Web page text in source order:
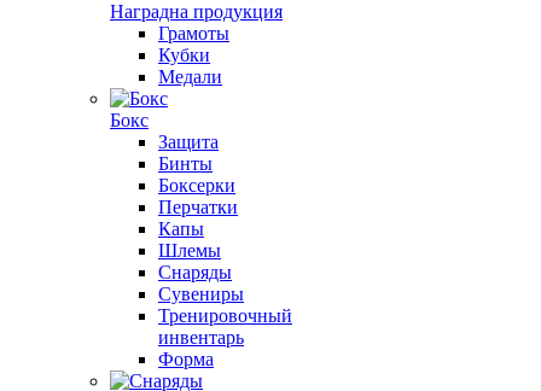
Наградна продукция
Грамоты
Кубки
Медали
Бокс
Защита
Бинты
Боксерки
Перчатки
Капы
Шлемы
Снаряды
Сувениры
Тренировочный
инвентарь
Форма